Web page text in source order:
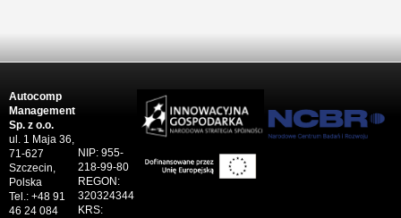
Autocomp
Management
Sp. z o.o.
ul. 1 Maja 36,
71-627
Szczecin,
Polska
Tel.: +48 91
46 24 084
NIP: 955-
218-99-80
REGON:
320324344
KRS: